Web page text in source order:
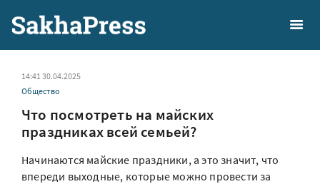
14:41 30.04.2025
Общество
Что посмотреть на майских
праздниках всей семьей?
Начинаются майские праздники, а это значит, что
впереди выходные, которые можно провести за